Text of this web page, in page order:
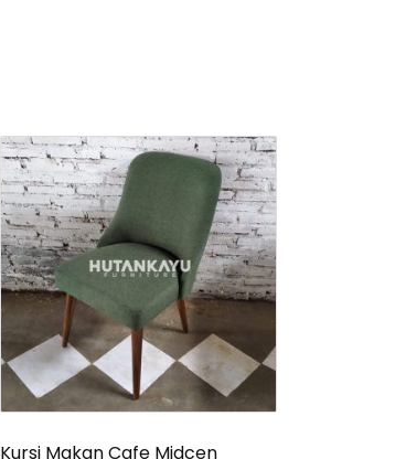
Kursi Makan Cafe Midcen